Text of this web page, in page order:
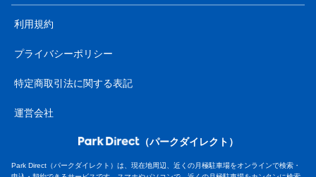
利用規約
プライバシーポリシー
特定商取引法に関する表記
運営会社
（パークダイレクト）
Park Direct（パークダイレクト）は、現在地周辺、近くの月極駐車場をオンラインで検索・